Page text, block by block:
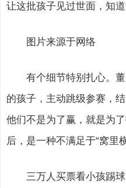
让这批孩子见过世面，知
图片来源于网络
有个细节特别扎心。
的孩子，主动跳级参赛，
他们不是为了赢，就是为
后，是一种不满足于“窝里
三万人买票看小孩踢